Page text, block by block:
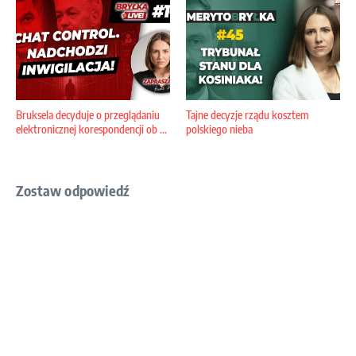
Bruksela decyduje o przeglądaniu
elektronicznej korespondencji ob ...
Tajne decyzje rządu kosztem
polskiego nieba
Zostaw odpowiedź